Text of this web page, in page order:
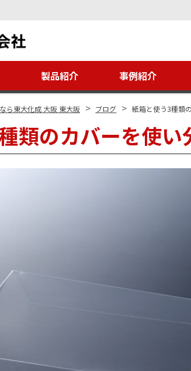
製品紹介 事例紹介
ら東大化成 大阪 東大阪 > ブログ > 紙箱と使う3種類
類のカバーを使い